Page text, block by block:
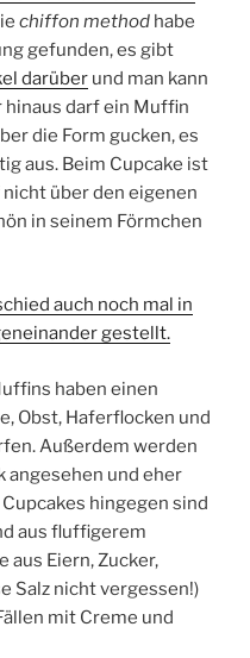
chiffon method habe
gefunden, es gibt
darüber und man kann
hinaus darf ein Muffin
die Form gucken, es
aus. Beim Cupcake ist
über den eigenen
in seinem Förmchen
auch noch mal in
gestellt.
haben einen
Obst, Haferflocken und
Außerdem werden
angesehen und eher
hingegen sind
aus fluffigerem
aus Eiern, Zucker,
Salz nicht vergessen!)
mit Creme und